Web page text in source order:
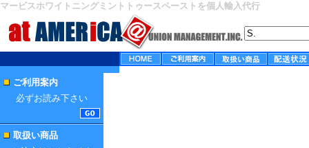
マービスホワイトニングミントトゥースペーストを個人輸入代行
ご利用案内
必ずお読み下さい
取扱い商品